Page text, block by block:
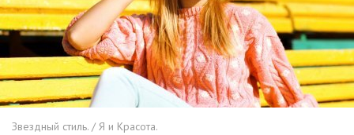
Звездный стиль. / Я и Красота.